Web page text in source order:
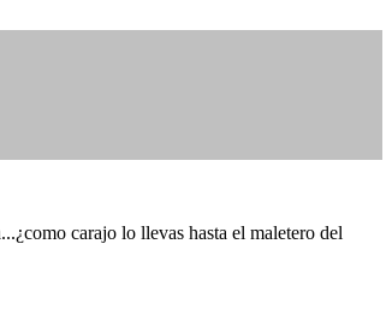
carajo lo llevas hasta el maletero del